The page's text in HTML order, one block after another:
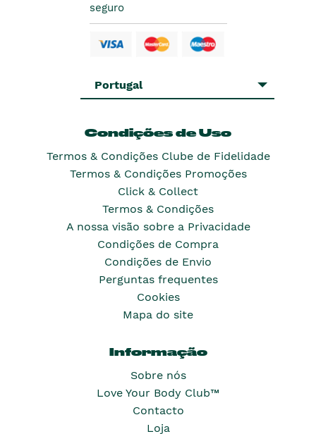
seguro
Portugal
Condições de Uso
Termos & Condições Clube de Fidelidade
Termos & Condições Promoções
Click & Collect
Termos & Condições
A nossa visão sobre a Privacidade
Condições de Compra
Condições de Envio
Perguntas frequentes
Cookies
Mapa do site
Informação
Sobre nós
Love Your Body Club™
Contacto
Loja